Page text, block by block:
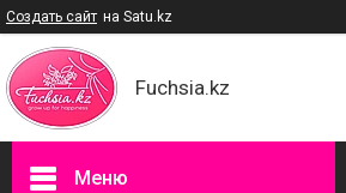
Создать сайт на Satu.kz
Fuchsia.kz
Меню